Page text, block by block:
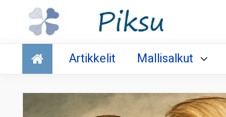
Talous
Artikkelit Mallisalkut